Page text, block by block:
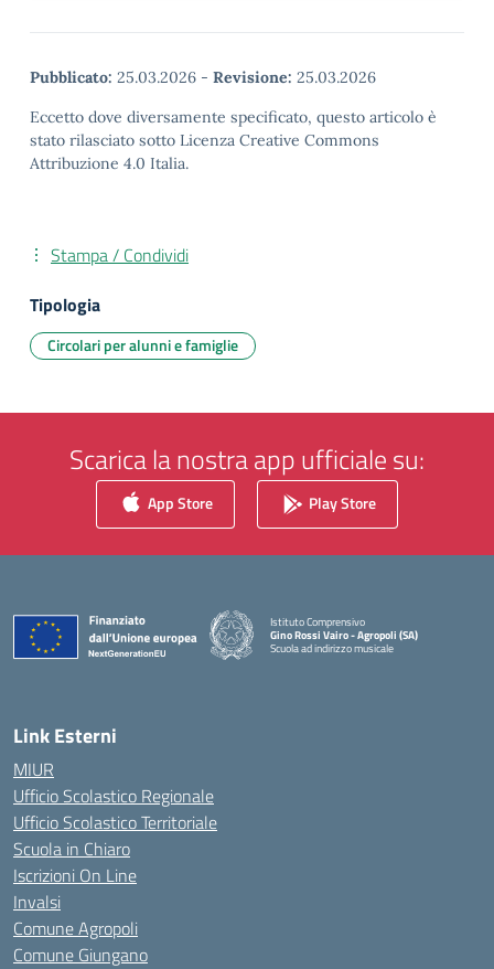
Pubblicato: 25.03.2026 - Revisione: 25.03.2026
Eccetto dove diversamente specificato, questo articolo è
stato rilasciato sotto Licenza Creative Commons
Attribuzione 4.0 Italia.
Stampa / Condividi
Tipologia
Circolari per alunni e famiglie
Scarica la nostra app ufficiale su:
App Store Play Store
Istituto Comprensivo
Gino Rossi Vairo - Agropoli (SA)
Scuola ad indirizzo musicale
Link Esterni
MIUR
Ufficio Scolastico Regionale
Ufficio Scolastico Territoriale
Scuola in Chiaro
Iscrizioni On Line
Invalsi
Comune Agropoli
Comune Giungano